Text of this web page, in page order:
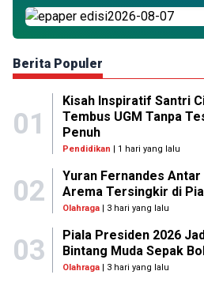
Berita Populer
01
Kisah Inspiratif Santri
Tembus UGM Tanpa
Penuh
Pendidikan | 1 hari yang lalu
02
Yuran Fernandes
Arema Tersingkir di
Olahraga| 3 hari yang lalu
03
Piala Presiden 2026
Bintang Muda Sepak
Olahraga| 3 hari yang lalu